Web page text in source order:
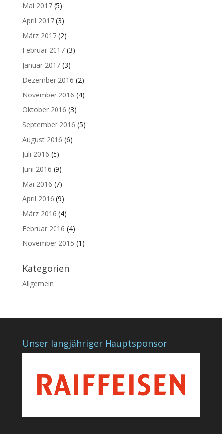
Mai 2017(5)
April 2017(3)
März 2017(2)
Februar 2017(3)
Januar 2017(3)
Dezember 2016 (2)
November 2016 (4)
Oktober 2016 (3)
September 2016 (5)
August 2016 (6)
Juli 2016 (5)
Juni 2016 (9)
Mai 2016 (7)
April 2016 (9)
März 2016 (4)
Februar 2016 (4)
November 2015 (1)
Kategorien
Allgemein
Unser langjähriger Hauptsponsor